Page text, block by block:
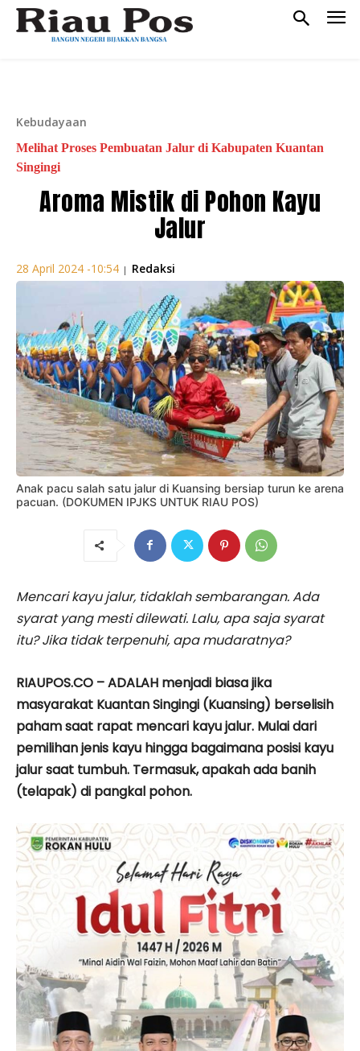
Kebudayaan
Melihat Proses Pembuatan Jalur di Kabupaten Kuantan
Singingi
Aroma Mistik di Pohon Kayu
Jalur
28 April 2024 -10:54 | Redaksi
Anak pacu salah satu jalur di Kuansing bersiap turun ke arena
pacuan. (DOKUMEN IPJKS UNTUK RIAU POS)
Mencari kayu jalur, tidaklah sembarangan. Ada
syarat yang mesti dilewati. Lalu, apa saja syarat
itu? Jika tidak terpenuhi, apa mudaratnya?
RIAUPOS.CO – ADALAH menjadi biasa jika
masyarakat Kuantan Singingi (Kuansing) berselisih
paham saat rapat mencari kayu jalur. Mulai dari
pemilihan jenis kayu hingga bagaimana posisi kayu
jalur saat tumbuh. Termasuk, apakah ada banih
(telapak) di pangkal pohon.